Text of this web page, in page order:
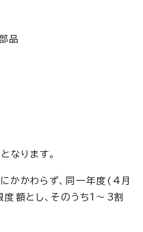
品
なります。
かかわらず、同一年度(4月
額とし、そのうち1～3割